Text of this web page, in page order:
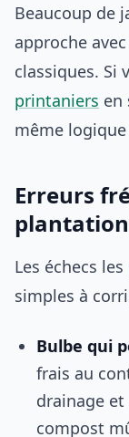
Beaucoup de
approche
classiques. Si
printaniers en
même
Erreurs
plantation
Les échecs
simples à
Bulbe qui
frais au
drainage
compost